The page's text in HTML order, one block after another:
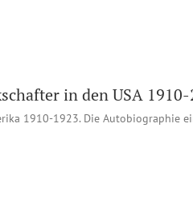
in den USA 1910-
1910-1923. Die Autobiographie